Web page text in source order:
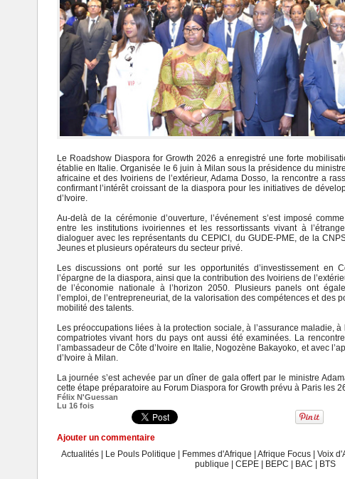
Le Roadshow Diaspora for Growth 2026 a enregistré une forte
établie en Italie. Organisée le 6 juin à Milan sous la présidence du
africaine et des Ivoiriens de l’extérieur, Adama Dosso, la rencontre a
confirmant l’intérêt croissant de la diaspora pour les initiatives de
d’Ivoire.
Au-delà de la cérémonie d’ouverture, l’événement s’est imposé
entre les institutions ivoiriennes et les ressortissants vivant à
dialoguer avec les représentants du CEPICI, du GUDE-PME, de la
Jeunes et plusieurs opérateurs du secteur privé.
Les discussions ont porté sur les opportunités d’investissement en
l’épargne de la diaspora, ainsi que la contribution des Ivoiriens de
de l’économie nationale à l’horizon 2050. Plusieurs panels ont
l’emploi, de l’entrepreneuriat, de la valorisation des compétences et des
mobilité des talents.
Les préoccupations liées à la protection sociale, à l’assurance maladie,
compatriotes vivant hors du pays ont aussi été examinées. La
l’ambassadeur de Côte d’Ivoire en Italie, Nogozène Bakayoko, et avec
d’Ivoire à Milan.
La journée s’est achevée par un dîner de gala offert par le ministre
cette étape préparatoire au Forum Diaspora for Growth prévu à Paris les
Félix N'Guessan
Lu 16 fois
Ajouter un commentaire
Actualités | Le Pouls Politique | Femmes d'Afrique | Afrique Focus | Voix
publique | CEPE | BEPC | BAC | BTS